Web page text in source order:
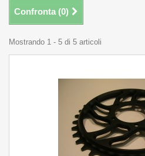
Confronta (0)
Mostrando 1 - 5 di 5 articoli